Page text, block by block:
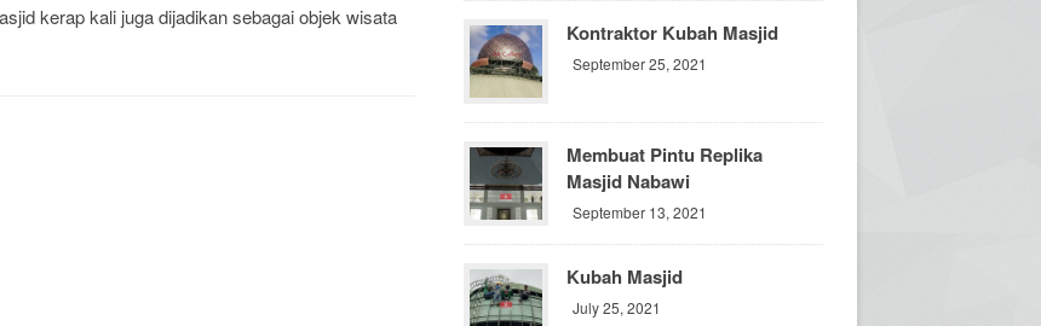
kerap kali juga dijadikan sebagai objek wisata
Kontraktor Kubah Masjid
September 25, 2021
Membuat Pintu Replika
Masjid Nabawi
September 13, 2021
Kubah Masjid
July 25, 2021